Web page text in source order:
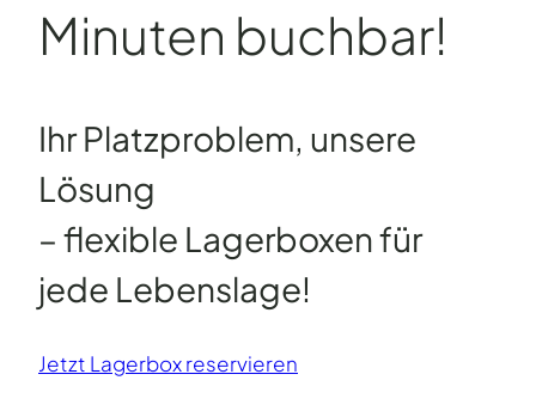
Minuten buchbar!
Ihr Platzproblem, unsere
Lösung
– flexible Lagerboxen für
jede Lebenslage!
Jetzt Lagerbox reservieren